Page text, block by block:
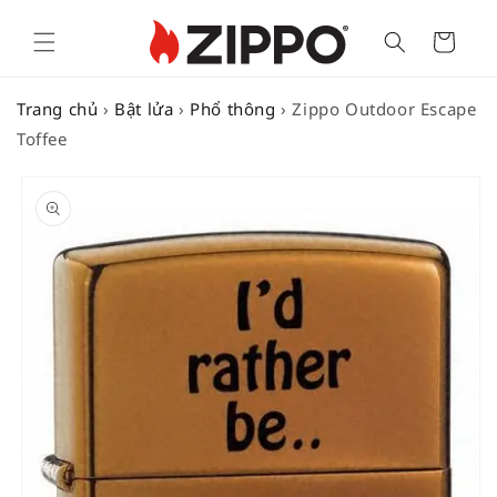
Cart
Trang chủ › Bật lửa › Phổ thông ›Zippo Outdoor Escape
Toffee
PRODUCT
INFORMATION